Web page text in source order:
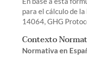
para el cálculo de
14064, GHG
Contexto
Normativa en